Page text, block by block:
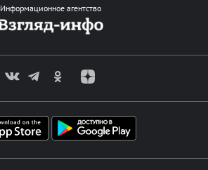
Информационное агентство